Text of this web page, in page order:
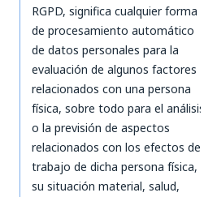
RGPD, significa cualquier forma
de procesamiento automático
de datos personales para la
evaluación de algunos factores
relacionados con una persona
física, sobre todo para el análisis
o la previsión de aspectos
relacionados con los efectos de
trabajo de dicha persona física,
su situación material, salud,